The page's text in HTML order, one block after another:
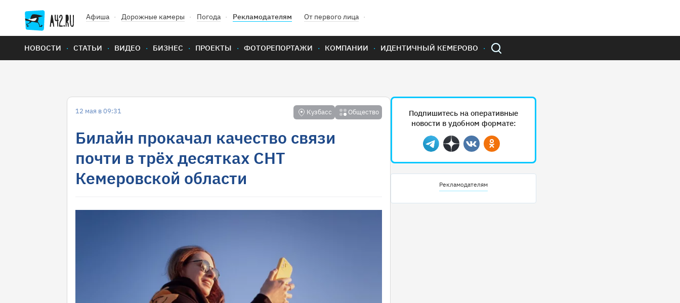
Афиша Дорожные камеры Погода Рекламодателям От первого лица
НОВОСТИ СТАТЬИ ВИДЕО БИЗНЕС ПРОЕКТЫ ФОТОРЕПОРТАЖИ КОМПАНИИ ИДЕНТИЧНЫЙ КЕМЕРОВО
12 мая в 09:31 Кузбасс Общество
Билайн прокачал качество связи
почти в трёх десятках СНТ
Кемеровской области
Подпишитесь на оперативные
новости в удобном формате:
Telegram
ДзенВконтактеОдноклассники
Рекламодателям